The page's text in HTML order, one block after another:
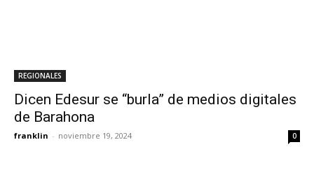
REGIONALES
Dicen Edesur se “burla” de medios digitales
de Barahona
franklin - noviembre 19, 2024 0